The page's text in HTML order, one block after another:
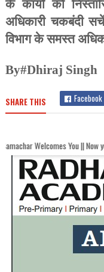
के कार्यों को
अधिकारी चकबंदी
विभाग के समस्त
By#Dhiraj Singh
SHARE THIS Facebook
You || Now your ads can